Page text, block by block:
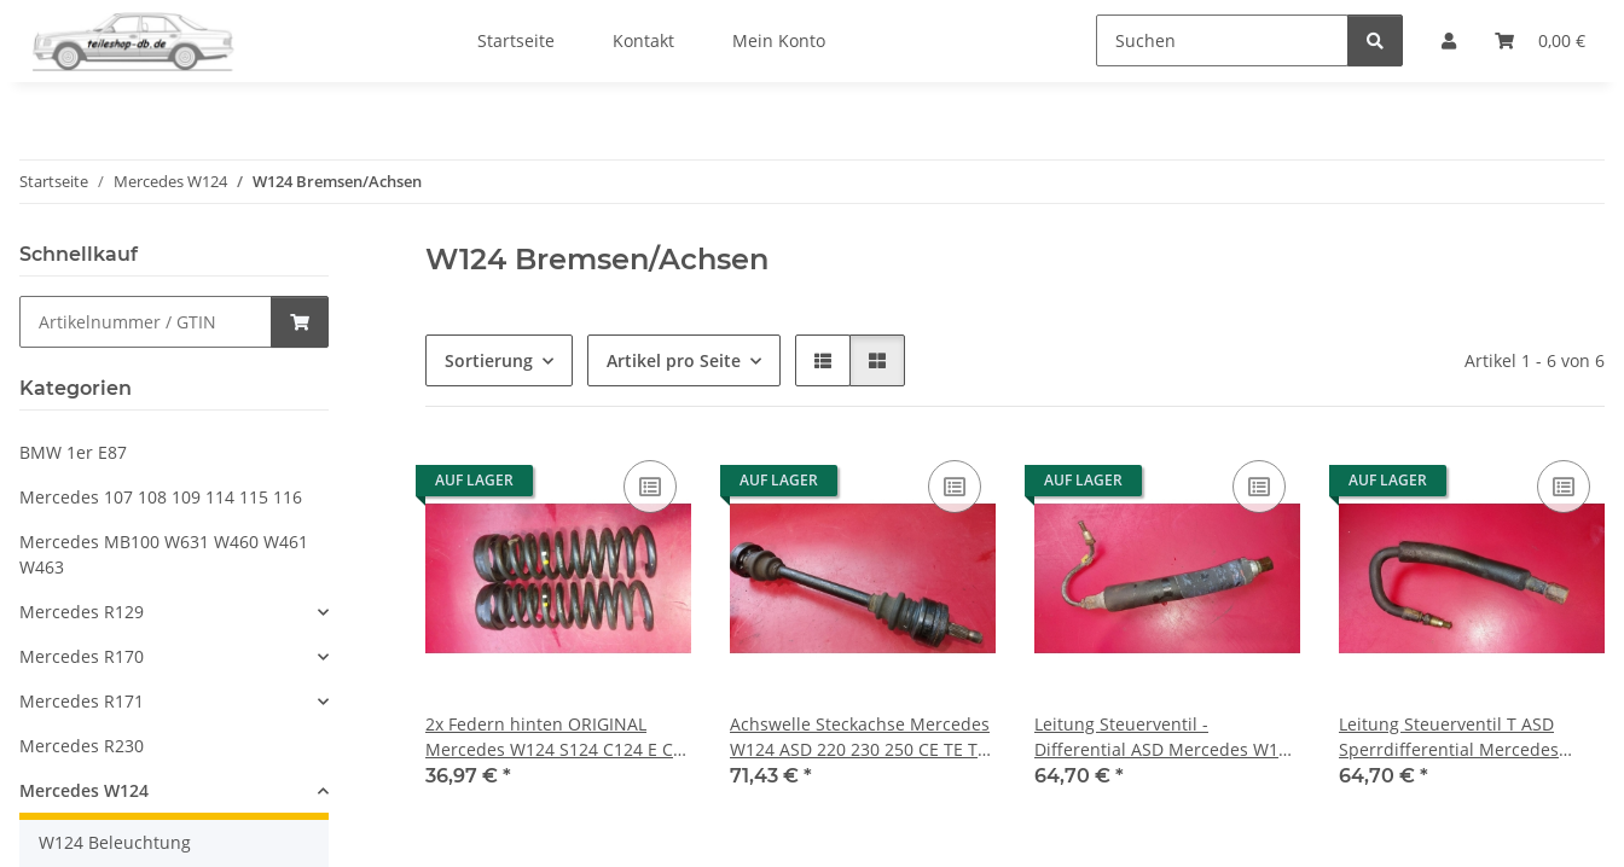
0,00 €
Startseite Kontakt Mein Konto
Startseite Mercedes W124 W124 Bremsen/Achsen
W124 Bremsen/Achsen
Sortierung Artikel pro Seite Artikel 1 - 6 von 6
AUF LAGER
2x Federn hinten ORIGINAL
Mercedes W124 S124 C124 E CE
TE 1243241104
36,97 € *
AUF LAGER
Achswelle Steckachse Mercedes
W124 ASD 220 230 250 CE TE TD
D E 1243509110
71,43 € *
AUF LAGER
Leitung Steuerventil -
Differential ASD Mercedes W124
1243501380 1243502380
64,70 € *
AUF LAGER
Leitung Steuerventil T ASD
Sperrdifferential Mercedes
W124 1243501980
64,70 € *
Schnellkauf
Kategorien
BMW 1er E87
Mercedes 107 108 109 114 115 116
Mercedes MB100 W631 W460 W461
W463
Mercedes R129
Mercedes R170
Mercedes R171
Mercedes R230
Mercedes W124
W124 Beleuchtung